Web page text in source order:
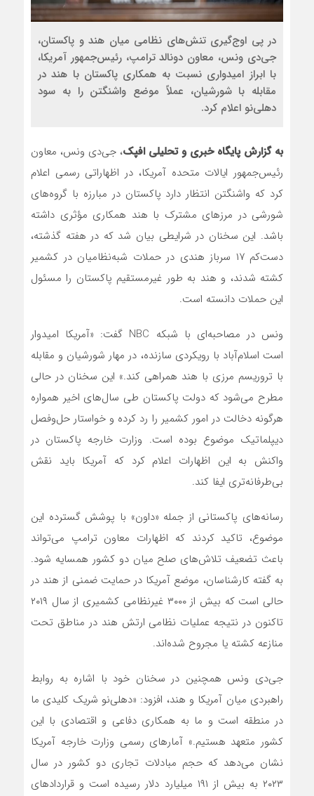
در پی اوج‌گیری تنش‌های نظامی میان هند و پاکستان،
جی‌دی ونس، معاون دونالد ترامپ، رئیس‌جمهور آمریکا،
با ابراز امیدواری نسبت به همکاری پاکستان با هند در
مقابله با شورشیان، عملاً موضع واشنگتن را به سود
دهلی‌نو اعلام کرد.
به گزارش پایگاه خبری و تحلیلی افپک، جی‌دی ونس، معاون
رئیس‌جمهور ایالات متحده آمریکا، در اظهاراتی رسمی اعلام
کرد که واشنگتن انتظار دارد پاکستان در مبارزه با گروه‌های
شورشی در مرزهای مشترک با هند همکاری مؤثری داشته
باشد. این سخنان در شرایطی بیان شد که در هفته گذشته،
دست‌کم ۱۷ سرباز هندی در حملات شبه‌نظامیان در کشمیر
کشته شدند، و هند به طور غیرمستقیم پاکستان را مسئول
این حملات دانسته است.
ونس در مصاحبه‌ای با شبکه NBC گفت: «آمریکا امیدوار
است اسلام‌آباد با رویکردی سازنده، در مهار شورشیان و مقابله
با تروریسم مرزی با هند همراهی کند.» این سخنان در حالی
مطرح می‌شود که دولت پاکستان طی سال‌های اخیر همواره
هرگونه دخالت در امور کشمیر را رد کرده و خواستار حل‌وفصل
دیپلماتیک موضوع بوده است. وزارت خارجه پاکستان در
واکنش به این اظهارات اعلام کرد که آمریکا باید نقش
بی‌طرفانه‌تری ایفا کند.
رسانه‌های پاکستانی از جمله «داون» با پوشش گسترده این
موضوع، تاکید کردند که اظهارات معاون ترامپ می‌تواند
باعث تضعیف تلاش‌های صلح میان دو کشور همسایه شود.
به گفته کارشناسان، موضع آمریکا در حمایت ضمنی از هند در
حالی است که بیش از ۳۰۰۰ غیرنظامی کشمیری از سال ۲۰۱۹
تاکنون در نتیجه عملیات نظامی ارتش هند در مناطق تحت
منازعه کشته یا مجروح شده‌اند.
جی‌دی ونس همچنین در سخنان خود با اشاره به روابط
راهبردی میان آمریکا و هند، افزود: «دهلی‌نو شریک کلیدی ما
در منطقه است و ما به همکاری دفاعی و اقتصادی با این
کشور متعهد هستیم.» آمارهای رسمی وزارت خارجه آمریکا
نشان می‌دهد که حجم مبادلات تجاری دو کشور در سال
۲۰۲۳ به بیش از ۱۹۱ میلیارد دلار رسیده است و قراردادهای